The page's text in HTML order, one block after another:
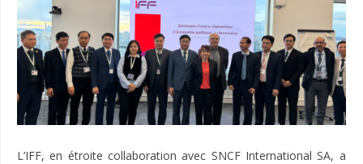
L’IFF, en étroite collaboration avec SNCF International SA, a